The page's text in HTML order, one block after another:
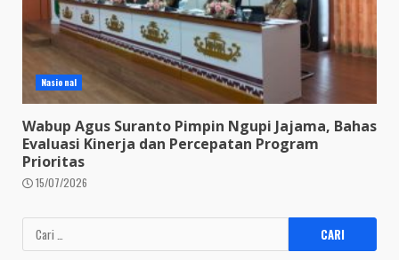
Nasional
Wabup Agus Suranto Pimpin Ngupi Jajama, Bahas
Evaluasi Kinerja dan Percepatan Program
Prioritas
15/07/2026
Cari
untuk: